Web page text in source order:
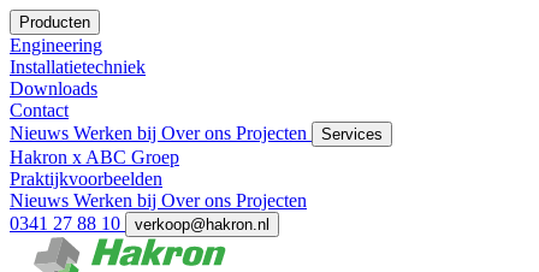
Producten
Engineering
Installatietechniek
Downloads
Contact
Nieuws Werken bij Over ons Projecten Services
Hakron x ABC Groep
Praktijkvoorbeelden
Nieuws Werken bij Over ons Projecten
0341 27 88 10
verkoop@hakron.nl